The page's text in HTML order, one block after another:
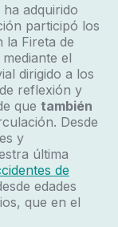
adquirido
participó los
la Fireta de
el
dirigido a los
reflexión y
que también
Desde
y
última
de
edades
que en el